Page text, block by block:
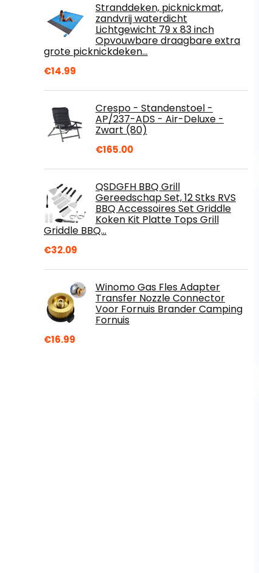
Stranddeken, picknickmat,
zandvrij waterdicht
Lichtgewicht 79 x 83 inch
Opvouwbare draagbare extra
grote picknickdeken…
€14.99
Crespo - Standenstoel -
AP/237-ADS - Air-Deluxe -
Zwart (80)
€165.00
QSDGFH BBQ Grill
Gereedschap Set, 12 Stks RVS
BBQ Accessoires Set Griddle
Koken Kit Platte Tops Grill
Griddle BBQ…
€32.09
Winomo Gas Fles Adapter
Transfer Nozzle Connector
Voor Fornuis Brander Camping
Fornuis
€16.99